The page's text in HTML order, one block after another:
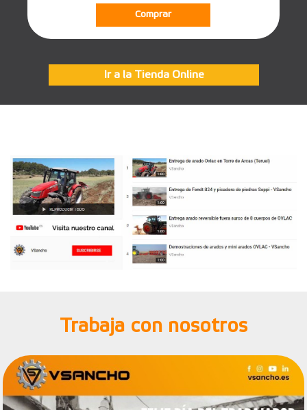
Comprar
Ir a la Tienda Online
Trabaja con nosotros